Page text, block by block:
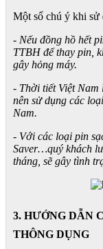
Một số chú ý khi sử
- Nếu đồng hồ hết
TTBH để thay pin,
gây hỏng máy.
- Thời tiết Việt Nam
nên sử dụng các
Nam.
- Với các loại pin
Saver…quý khách
tháng, sẽ gây tình
3. HƯỚNG DẪN
THÔNG DỤNG